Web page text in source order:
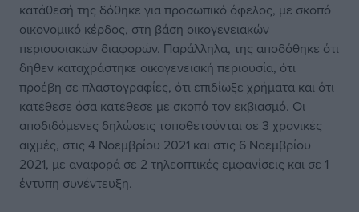
κατάθεσή της δόθηκε για προσωπικό όφελος, με σκοπό
οικονομικό κέρδος, στη βάση οικογενειακών
περιουσιακών διαφορών. Παράλληλα, της αποδόθηκε ότι
δήθεν καταχράστηκε οικογενειακή περιουσία, ότι
προέβη σε πλαστογραφίες, ότι επιδίωξε χρήματα και ότι
κατέθεσε όσα κατέθεσε με σκοπό τον εκβιασμό. Οι
αποδιδόμενες δηλώσεις τοποθετούνται σε 3 χρονικές
αιχμές, στις 4 Νοεμβρίου 2021 και στις 6 Νοεμβρίου
2021, με αναφορά σε 2 τηλεοπτικές εμφανίσεις και σε 1
έντυπη συνέντευξη.